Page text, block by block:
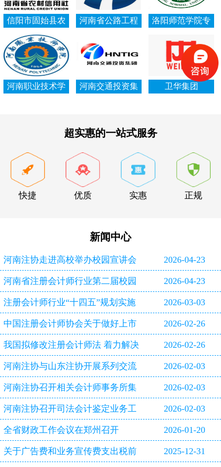
信阳市固始县农
村信用社资产清
查审计
河南省公路工程
洛阳师范学院专
河南职业技术学
河南交通投资集
卫华集团
超实惠的一站式服务
快捷 优质 实惠 正规
新闻中心
河南注协走进高校举办校园宣讲会 2026-04-23
河南省注册会计师行业第二届校园
双选会即将启幕
2026-04-23
注册会计师行业“十四五”规划实施
评估报告
2026-03-03
中国注册会计师协会关于做好上市
公司2025年年报审计工作的通知
2026-02-26
我国拟修改注册会计师法 着力解决
审计造假等行业突出问题
2026-02-26
河南注协与山东注协开展系列交流
活动
2026-02-03
河南注协召开相关会计师事务所集
体约谈会
2026-02-03
河南注协召开司法会计鉴定业务工
作专题研讨会
2026-02-03
全省财政工作会议在郑州召开 2026-01-20
关于广告费和业务宣传费支出税前 2025-12-31